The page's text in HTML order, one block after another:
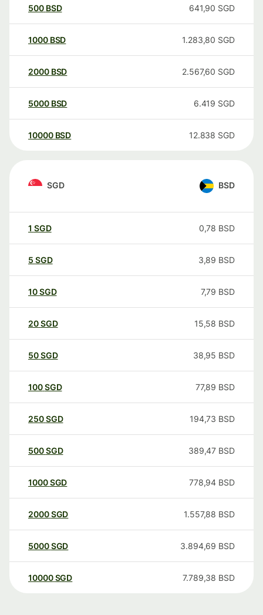
500 BSD 641,90 SGD
1000 BSD 1.283,80 SGD
2000 BSD 2.567,60 SGD
5000 BSD 6.419 SGD
10000 BSD 12.838 SGD
SGD BSD
1 SGD 0,78 BSD
5 SGD 3,89 BSD
10SGD 7,79 BSD
20SGD 15,58 BSD
50SGD 38,95 BSD
100SGD 77,89 BSD
250SGD 194,73 BSD
500SGD 389,47 BSD
1000SGD 778,94 BSD
2000SGD 1.557,88 BSD
5000SGD 3.894,69 BSD
10000 SGD 7.789,38 BSD